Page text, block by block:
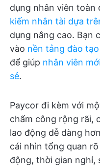
dụng nhân viên toàn
kiếm nhân tài dựa
dụng nâng cao. Bạn
vào nền tảng đào
để giúp nhân viên
sẻ.
Paycor đi kèm với
chấm công rộng rãi,
lao động dễ dàng
cái nhìn tổng quan
động, thời gian nghỉ,